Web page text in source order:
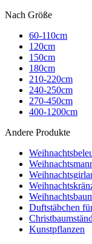
Nach Größe
60-110cm
120cm
150cm
180cm
210-220cm
240-250cm
270-450cm
400-1200cm
Andere Produkte
Duftstäbchen
Kunstpflanzen